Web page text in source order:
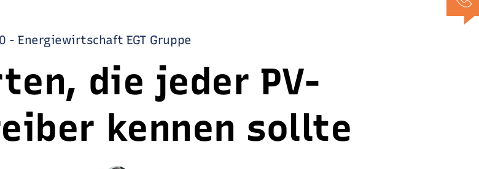
-Energiewirtschaft EGT Gruppe
die jeder PV-
kennen sollte